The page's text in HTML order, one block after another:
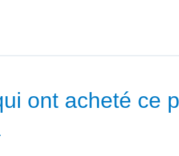
ont acheté ce